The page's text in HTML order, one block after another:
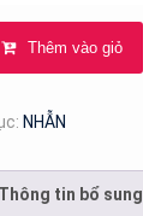
Thêm vào giỏ
NHẪN
Thông tin bổ sung